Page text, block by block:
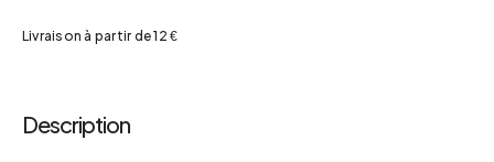
Livraison à partir de 12 €
Description